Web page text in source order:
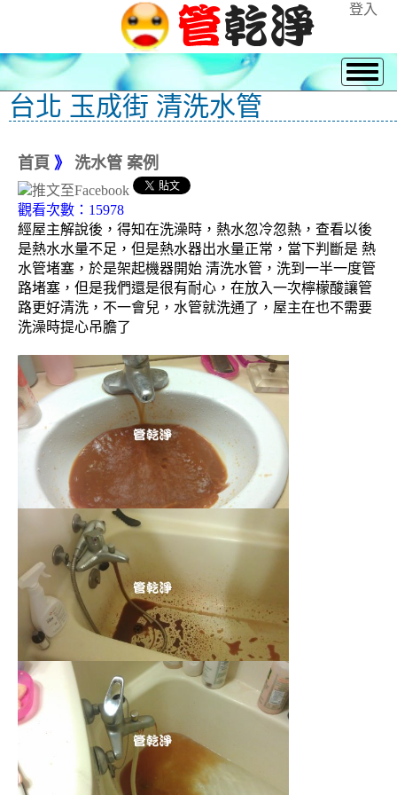
登入
台北 玉成街 清洗水管
首頁 》 洗水管 案例
觀看次數：15978
經屋主解說後，得知在洗澡時，熱水忽冷忽熱，查看以後
是熱水水量不足，但是熱水器出水量正常，當下判斷是 熱
水管堵塞，於是架起機器開始 清洗水管，洗到一半一度管
路堵塞，但是我們還是很有耐心，在放入一次檸檬酸讓管
路更好清洗，不一會兒，水管就洗通了，屋主在也不需要
洗澡時提心吊膽了